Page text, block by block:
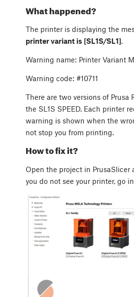
What happened?
The printer is displaying the
printer variant is [SL1S/SL1].
Warning name: Printer Variant
Warning code: #10711
There are two versions of Prusa
the SL1S SPEED. Each printer
warning is shown when the
not stop you from printing.
How to fix it?
Open the project in
you do not see your printer, go